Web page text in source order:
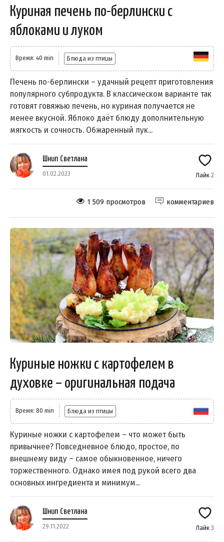
Куриная печень по-берлински с
яблоками и луком
Время: 40 min Блюда из птицы
Печень по-берлински – удачный рецепт приготовления
популярного субпродукта. В классическом варианте так
готовят говяжью печень, но куриная получается не
менее вкусной. Яблоко даёт блюду дополнительную
мягкость и сочность. Обжаренный лук...
Шнип Светлана
01.02.2023 Лайк 2
комментариев
1 509 просмотров
Куриные ножки с картофелем в
духовке – оригинальная подача
Время: 80 min Блюда из птицы
Куриные ножки с картофелем – что может быть
привычнее? Повседневное блюдо, простое, по
внешнему виду – самое обыкновенное, ничего
торжественного. Однако имея под рукой всего два
основных ингредиента и минимум...
Шнип Светлана
29.11.2022 Лайк 3